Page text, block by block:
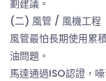
劃建議。
(二) 風管 / 風機工程
風管最怕長期使用累
油問題。
馬達通過ISO認證，